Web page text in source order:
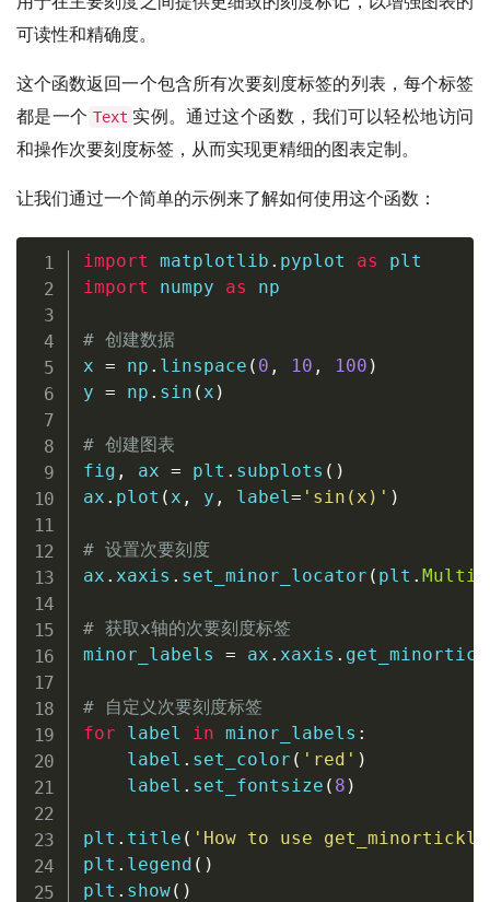
可读性和精确度。
这个函数返回一个包含所有次要刻度标签的列表，每个标签
都是一个 Text 实例。通过这个函数，我们可以轻松地访问
和操作次要刻度标签，从而实现更精细的图表定制。
让我们通过一个简单的示例来了解如何使用这个函数：
import matplotlib . pyplot as
import numpy as np
# 创建数据
x = np . linspace ( 0 , 10 , 100 )
y = np . sin ( x )
# 创建图表
fig , ax = plt . subplots ( )
ax . plot ( x , y , label= 'sin(x)' )
# 设置次要刻度
ax . xaxis . set_minor_locator ( plt .
# 获取x轴的次要刻度标签
minor_labels = ax . xaxis .
# 自定义次要刻度标签
for label in minor_labels :
    label
. set_color ( 'red' )
    label
. set_fontsize ( 8 )
plt . title ( 'How to use
plt . legend ( )
plt . show( )